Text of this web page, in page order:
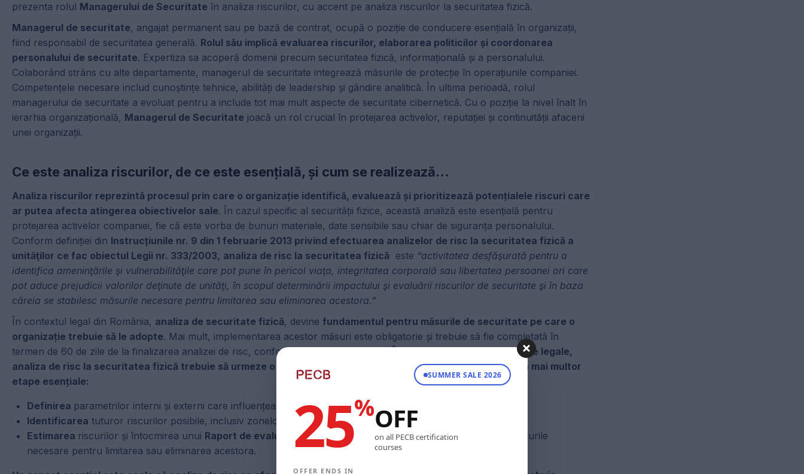
prezenta rolul Managerului de Securitate în analiza riscurilor, cu accent pe analiza riscurilor la securitatea fizică.
Managerul de securitate, angajat permanent sau pe bază de contrat, ocupă o poziție de conducere esențială în organizații,
fiind responsabil de securitatea generală. Rolul său implică evaluarea riscurilor, elaborarea politicilor și coordonarea
personalului de securitate. Expertiza sa acoperă domenii precum securitatea fizică, informațională și a personalului.
Colaborând strâns cu alte departamente, managerul de securitate integrează măsurile de protecție în operațiunile companiei.
Competențele necesare includ cunoștințe tehnice, abilități de leadership și gândire analitică. În ultima perioadă, rolul
managerului de securitate a evoluat pentru a include tot mai mult aspecte de securitate cibernetică. Cu o poziție la nivel înalt în
ierarhia organizațională, Managerul de Securitate joacă un rol crucial în protejarea activelor, reputației și continuității afacerii
unei organizații.
Ce este analiza riscurilor, de ce este esențială, și cum se realizează…
Analiza riscurilor reprezintă procesul prin care o organizație identifică, evaluează și prioritizează potențialele riscuri care
ar putea afecta atingerea obiectivelor sale. În cazul specific al securității fizice, această analiză este esențială pentru
protejarea activelor companiei, fie că este vorba de bunuri materiale, date sensibile sau chiar de siguranța personalului.
Conform definiției din Instrucțiunile nr. 9 din 1 februarie 2013 privind efectuarea analizelor de risc la securitatea fizică a
unităţilor ce fac obiectul Legii nr. 333/2003, analiza de risc la securitatea fizică este “activitatea desfăşurată pentru a
identifica ameninţările şi vulnerabilităţile care pot pune în pericol viaţa, integritatea corporală sau libertatea persoanei ori care
pot aduce prejudicii valorilor deţinute de unităţi, în scopul determinării impactului şi evaluării riscurilor de securitate şi în baza
căreia se stabilesc măsurile necesare pentru limitarea sau eliminarea acestora.”
În contextul legal din România, analiza de securitate fizică, devine fundamentul pentru măsurile de securitate pe care o
organizație trebuie să le adopte. Mai mult, implementarea acestor măsuri este obligatorie și trebuie să fie completată în
termen de 60 de zile de la finalizarea analizei de risc, conform Instrucțiunilor M.A.I.
În conformitate cu prevederile legale,
analiza de risc la securitatea fizică trebuie să urmeze o metodologie standardizată care implică parcurgerea mai multor
etape esențiale:
Definirea parametrilor interni și externi care influențează riscurile la securitatea fizică.
Identificarea tuturor riscurilor posibile, inclusiv zonelor de impact și cauzelor potențiale.
Estimarea riscurilor și întocmirea unui Raport de evaluare și tratare a riscurilor, care trebuie să includă măsurile
necesare pentru limitarea sau eliminarea acestora.
SUMMER SALE 2026
25%OFF
on all PECB certification
courses
OFFER ENDS IN